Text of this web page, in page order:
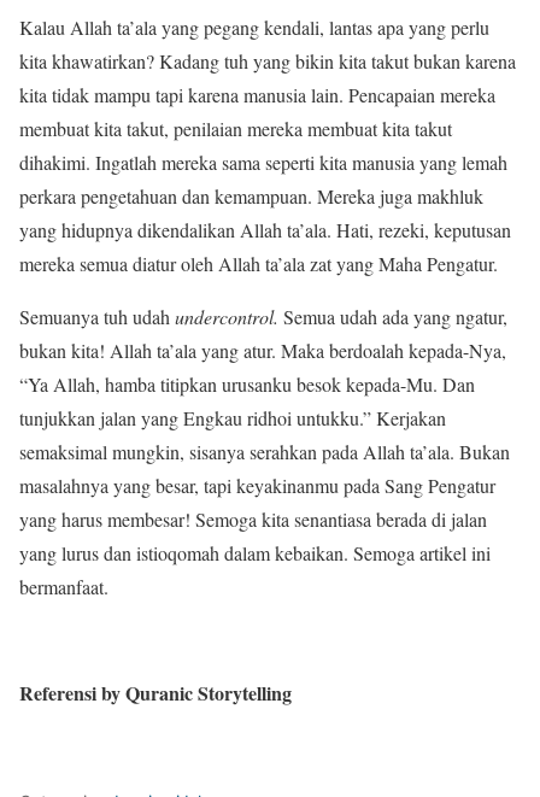
Kalau Allah ta’ala yang pegang kendali, lantas apa yang perlu
kita khawatirkan? Kadang tuh yang bikin kita takut bukan karena
kita tidak mampu tapi karena manusia lain. Pencapaian mereka
membuat kita takut, penilaian mereka membuat kita takut
dihakimi. Ingatlah mereka sama seperti kita manusia yang lemah
perkara pengetahuan dan kemampuan. Mereka juga makhluk
yang hidupnya dikendalikan Allah ta’ala. Hati, rezeki, keputusan
mereka semua diatur oleh Allah ta’ala zat yang Maha Pengatur.
Semuanya tuh udah undercontrol. Semua udah ada yang ngatur,
bukan kita! Allah ta’ala yang atur. Maka berdoalah kepada-Nya,
“Ya Allah, hamba titipkan urusanku besok kepada-Mu. Dan
tunjukkan jalan yang Engkau ridhoi untukku.” Kerjakan
semaksimal mungkin, sisanya serahkan pada Allah ta’ala. Bukan
masalahnya yang besar, tapi keyakinanmu pada Sang Pengatur
yang harus membesar! Semoga kita senantiasa berada di jalan
yang lurus dan istioqomah dalam kebaikan. Semoga artikel ini
bermanfaat.
Referensi by Quranic Storytelling